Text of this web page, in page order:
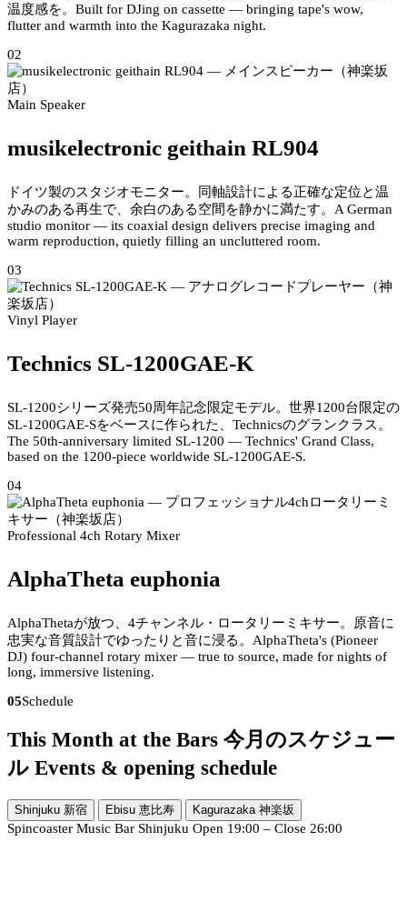
温度感を。 Built for DJing on cassette — bringing tape's wow,
flutter and warmth into the Kagurazaka night.
02
Main Speaker
musikelectronic geithain RL904
ドイツ製のスタジオモニター。同軸設計による正確な定位と温
かみのある再生で、余白のある空間を静かに満たす。 A German
studio monitor — its coaxial design delivers precise imaging and
warm reproduction, quietly filling an uncluttered room.
03
Vinyl Player
Technics SL-1200GAE-K
SL-1200シリーズ発売50周年記念限定モデル。世界1200台限定の
SL-1200GAE-Sをベースに作られた、Technicsのグランクラス。
The 50th-anniversary limited SL-1200 — Technics' Grand Class,
based on the 1200-piece worldwide SL-1200GAE-S.
04
Professional 4ch Rotary Mixer
AlphaTheta euphonia
AlphaThetaが放つ、4チャンネル・ロータリーミキサー。原音に
忠実な音質設計でゆったりと音に浸る。 AlphaTheta's (Pioneer
DJ) four-channel rotary mixer — true to source, made for nights of
long, immersive listening.
05Schedule
This Month at the Bars 今月のスケジュー
ル Events & opening schedule
Shinjuku 新宿 Ebisu 恵比寿 Kagurazaka 神楽坂
Spincoaster Music Bar Shinjuku Open 19:00 – Close 26:00